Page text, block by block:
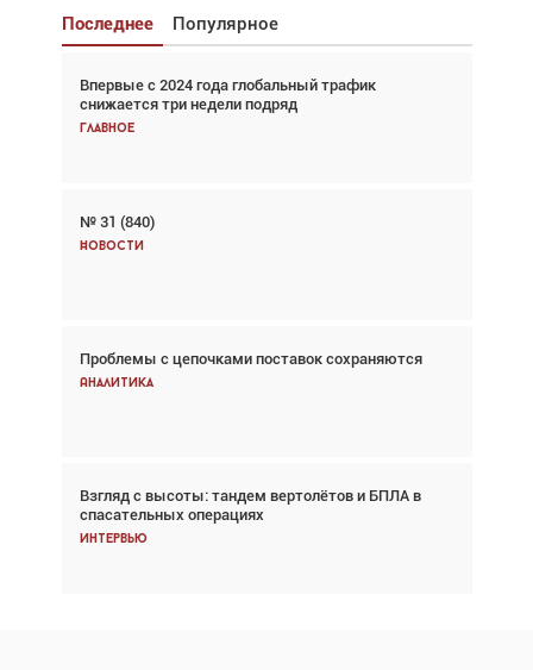
Последнее Популярное
Впервые с 2024 года глобальный трафик
снижается три недели подряд
Главное
№ 31 (840)
Новости
Проблемы с цепочками поставок сохраняются
Аналитика
Взгляд с высоты: тандем вертолётов и БПЛА в
спасательных операциях
Интервью
Взгляд с высоты: тандем вертолётов и БПЛА в
спасательных операциях
Главное
Авиационный фотограф Дэйв Кох: «Фотография
говорит сама за себя... а ИИ всё портит»
Впервые с 2024 года глобальный трафик
снижается три недели подряд
Частный самолёт – это актив. Подходите к
покупке соответствующим образом
Интервью